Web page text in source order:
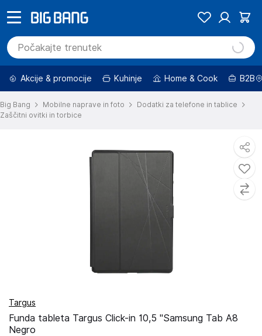
Akcije & promocije Kuhinje Home & Cook B2B
Big Bang Mobilne naprave in foto
Dodatki za telefone in tablice
Zaščitni ovitki in torbice
Targus
Funda tableta Targus Click-in 10,5 ''Samsung Tab A8
Negro